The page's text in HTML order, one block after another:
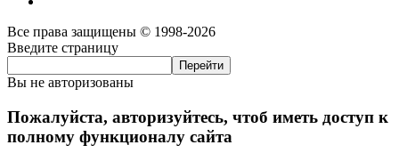
Все права защищены © 1998-2026
Введите страницу
Вы не авторизованы
Пожалуйста, авторизуйтесь, чтоб иметь доступ к
полному функционалу сайта